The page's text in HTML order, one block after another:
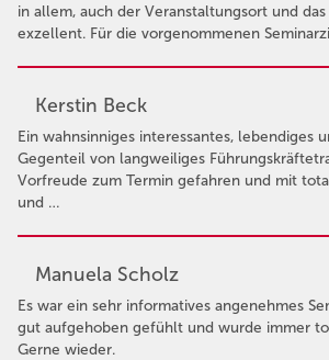
in allem, auch der Veranstaltungsort und
exzellent. Für die vorgenommenen
Kerstin Beck
Ein wahnsinniges interessantes, lebendiges
Gegenteil von langweiliges
Vorfreude zum Termin gefahren und mit
und …
Manuela Scholz
Es war ein sehr informatives angenehmes
gut aufgehoben gefühlt und wurde immer
Gerne wieder.